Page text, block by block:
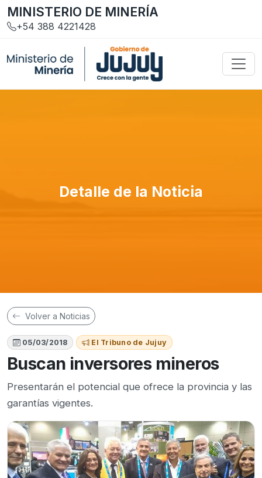
MINISTERIO DE MINERÍA
+54 388 4221428
Detalle de la Noticia
Volver a Noticias
05/03/2018 El Tribuno de Jujuy
Buscan inversores mineros
Presentarán el potencial que ofrece la provincia y las
garantías vigentes.